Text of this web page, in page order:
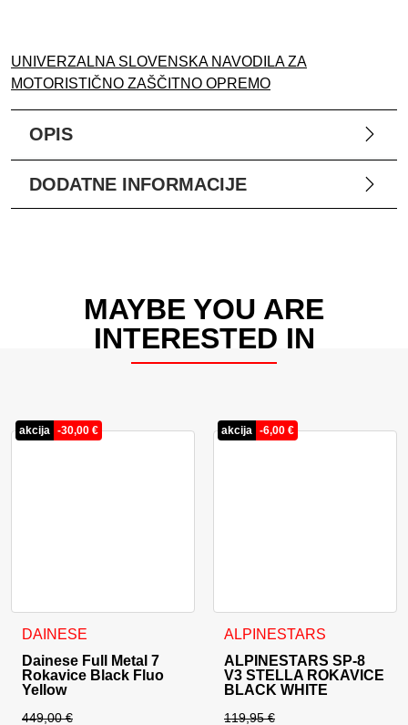
UNIVERZALNA SLOVENSKA NAVODILA ZA
MOTORISTIČNO ZAŠČITNO OPREMO
OPIS
DODATNE INFORMACIJE
MAYBE YOU ARE
INTERESTED IN
akcija -30,00 €
DAINESE
Dainese Full Metal 7
Rokavice Black Fluo
Yellow
449,00€
Ta izdelek ima več različic. Možnosti lahko izberete na
akcija -6,00 €
ALPINESTARS
ALPINESTARS SP-8
V3 STELLA ROKAVICE
BLACK WHITE
119,95€
Ta izdelek ima več različic.